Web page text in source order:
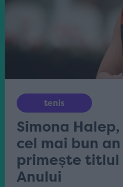
tenis
Simona
cel mai bun
primește titlul
Anului